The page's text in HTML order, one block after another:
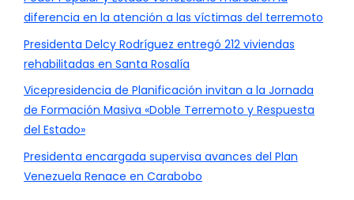
diferencia en la atención a las víctimas del terremoto
Presidenta Delcy Rodríguez entregó 212 viviendas
rehabilitadas en Santa Rosalía
Vicepresidencia de Planificación invitan a la Jornada
de Formación Masiva «Doble Terremoto y Respuesta
del Estado»
Presidenta encargada supervisa avances del Plan
Venezuela Renace en Carabobo